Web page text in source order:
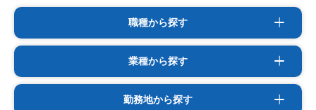
職種から探す
業種から探す
勤務地から探す